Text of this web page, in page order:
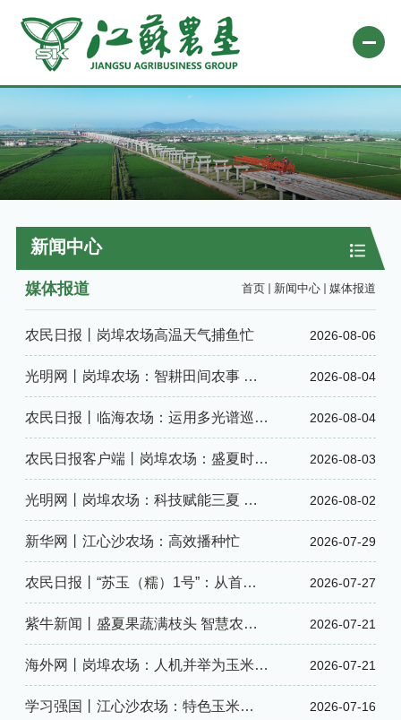
关于农垦
新闻中心
专题栏目
业务平台
社会责任
微信公众号
新闻中心
首页 新闻中心 媒体报道
媒体报道
农民日报丨岗埠农场高温天气捕鱼忙 2026-08-06
光明网丨岗埠农场：智耕田间农事 抢
2026-08-04
农民日报丨临海农场：运用多光谱巡田
2026-08-04
农民日报客户端丨岗埠农场：盛夏时节
2026-08-03
光明网丨岗埠农场：科技赋能三夏 田
2026-08-02
新华网丨江心沙农场：高效播种忙 2026-07-29
农民日报丨“苏玉（糯）1号”：从首个
2026-07-27
紫牛新闻丨盛夏果蔬满枝头 智慧农业
2026-07-21
海外网丨岗埠农场：人机并举为玉米施
2026-07-21
学习强国丨江心沙农场：特色玉米
2026-07-16